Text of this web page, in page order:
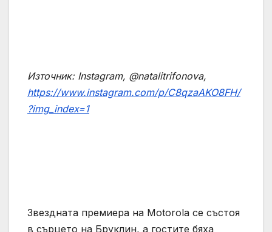
Източник: Instagram, @natalitrifonova,
https://www.instagram.com/p/C8qzaAKO8FH/
?img_index=1
Звездната премиера на Motorola се състоя
в сърцето на Бруклин, а гостите бяха